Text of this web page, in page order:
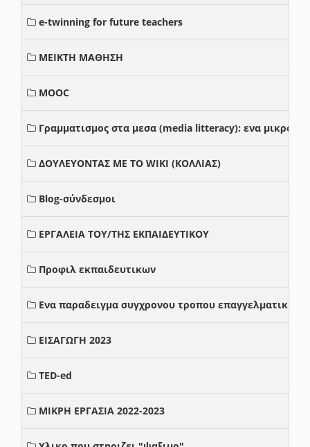
e-twinning for future teachers
ΜΕΙΚΤΗ ΜΑΘΗΣΗ
MOOC
Γραμματισμος στα μεσα (media litteracy): ενα μικρο
ΔΟΥΛΕΥΟΝΤΑΣ ΜΕ ΤΟ WIKI (ΚΟΛΛΙΑΣ)
Blog-σύνδεσμοι
ΕΡΓΑΛΕΙΑ ΤΟΥ/ΤΗΣ ΕΚΠΑΙΔΕΥΤΙΚΟΥ
Προφιλ εκπαιδευτικων
Ενα παραδειγμα συγχρονου τροπου επαγγελματικης
ΕΙΣΑΓΩΓΗ 2023
TED-ed
ΜΙΚΡΗ ΕΡΓΑΣΙΑ 2022-2023